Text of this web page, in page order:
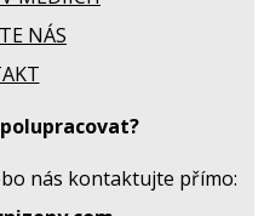
NÁS
nás kontaktujte přímo: